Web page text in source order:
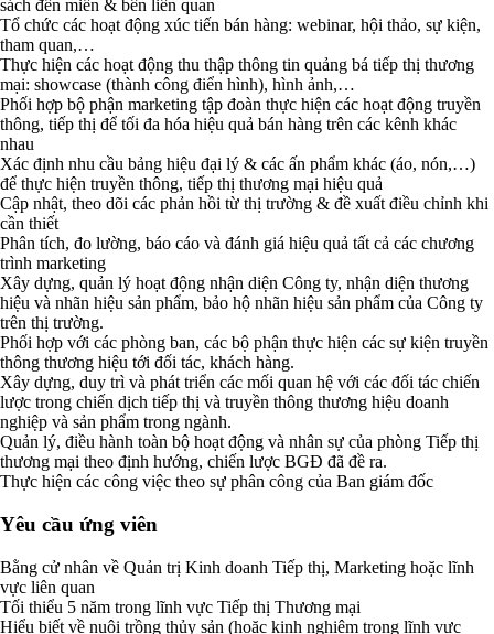
sách đến miền & bên liên quan
Tổ chức các hoạt động xúc tiến bán hàng: webinar, hội thảo, sự kiện,
tham quan,…
Thực hiện các hoạt động thu thập thông tin quảng bá tiếp thị thương
mại: showcase (thành công điển hình), hình ảnh,…
Phối hợp bộ phận marketing tập đoàn thực hiện các hoạt động truyền
thông, tiếp thị để tối đa hóa hiệu quả bán hàng trên các kênh khác
nhau
Xác định nhu cầu bảng hiệu đại lý & các ấn phẩm khác (áo, nón,…)
để thực hiện truyền thông, tiếp thị thương mại hiệu quả
Cập nhật, theo dõi các phản hồi từ thị trường & đề xuất điều chỉnh khi
cần thiết
Phân tích, đo lường, báo cáo và đánh giá hiệu quả tất cả các chương
trình marketing
Xây dựng, quản lý hoạt động nhận diện Công ty, nhận diện thương
hiệu và nhãn hiệu sản phẩm, bảo hộ nhãn hiệu sản phẩm của Công ty
trên thị trường.
Phối hợp với các phòng ban, các bộ phận thực hiện các sự kiện truyền
thông thương hiệu tới đối tác, khách hàng.
Xây dựng, duy trì và phát triển các mối quan hệ với các đối tác chiến
lược trong chiến dịch tiếp thị và truyền thông thương hiệu doanh
nghiệp và sản phẩm trong ngành.
Quản lý, điều hành toàn bộ hoạt động và nhân sự của phòng Tiếp thị
thương mại theo định hướng, chiến lược BGĐ đã đề ra.
Thực hiện các công việc theo sự phân công của Ban giám đốc
Yêu cầu ứng viên
Bằng cử nhân về Quản trị Kinh doanh Tiếp thị, Marketing hoặc lĩnh
vực liên quan
Tối thiểu 5 năm trong lĩnh vực Tiếp thị Thương mại
Hiểu biết về nuôi trồng thủy sản (hoặc kinh nghiệm trong lĩnh vực